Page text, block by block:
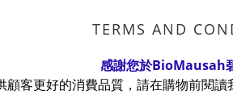
TERMS AND
感謝您於BioMausah
顧客更好的消費品質，請在購物前閱讀